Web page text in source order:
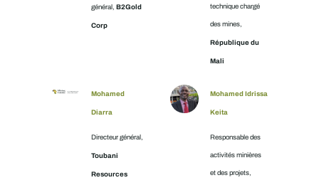
général, B2Gold
Corp
technique chargé
des mines,
République du
Mali
Mohamed
Diarra
Directeur général,
Toubani
Resources
Mohamed Idrissa
Keita
Responsable des
activités minières
et des projets,